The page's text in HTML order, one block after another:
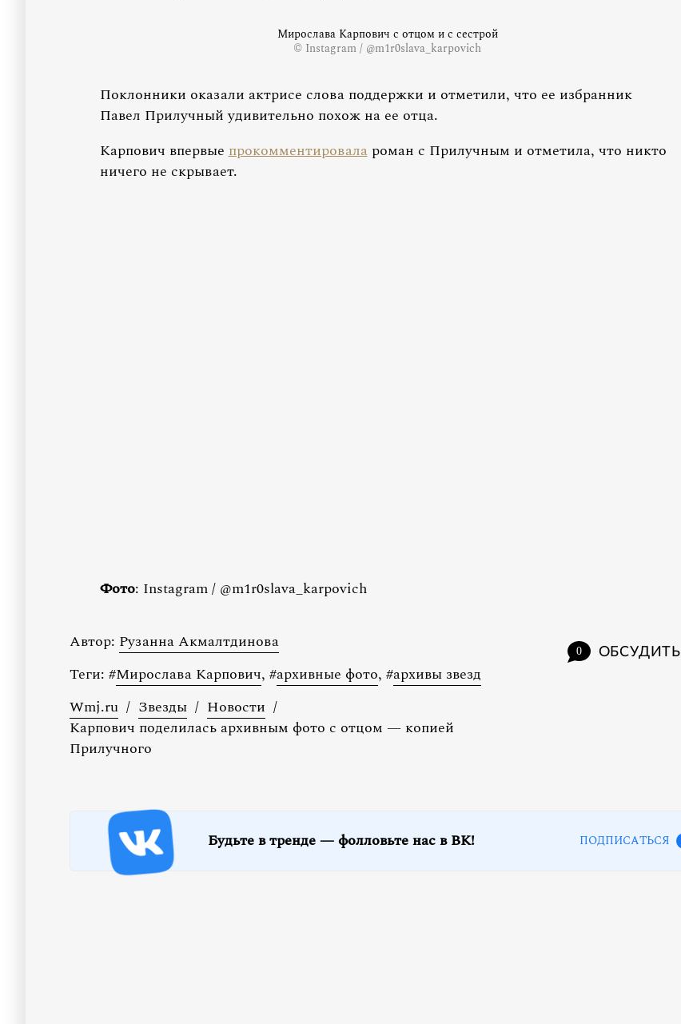
Мирослава Карпович с отцом и с сестрой
© Instagram / @m1r0slava_karpovich
Поклонники оказали актрисе слова поддержки и отметили, что ее избранник
Павел Прилучный удивительно похож на ее отца.
Карпович впервыепрокомментировалароман с Прилучным и отметила, что никто
ничего не скрывает.
Фото: Instagram / @m1r0slava_karpovich
0 ОБСУДИТЬ
Автор: Рузанна Акмалтдинова
Теги: #Мирослава Карпович, #архивные фото, #архивы звезд
Wmj.ru / Звезды / Новости /
Карпович поделилась архивным фото с отцом — копией
Прилучного
Будьте в тренде — фолловьте нас в ВК! ПОДПИСАТЬСЯ